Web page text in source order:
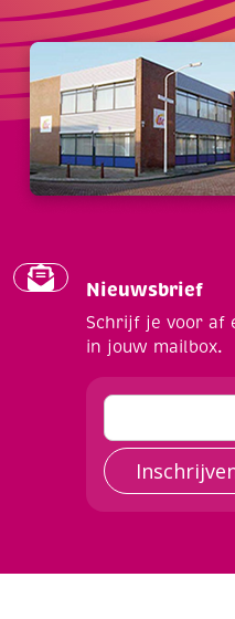
Nieuwsbrief
Schrijf je voor af
in jouw mailbox.